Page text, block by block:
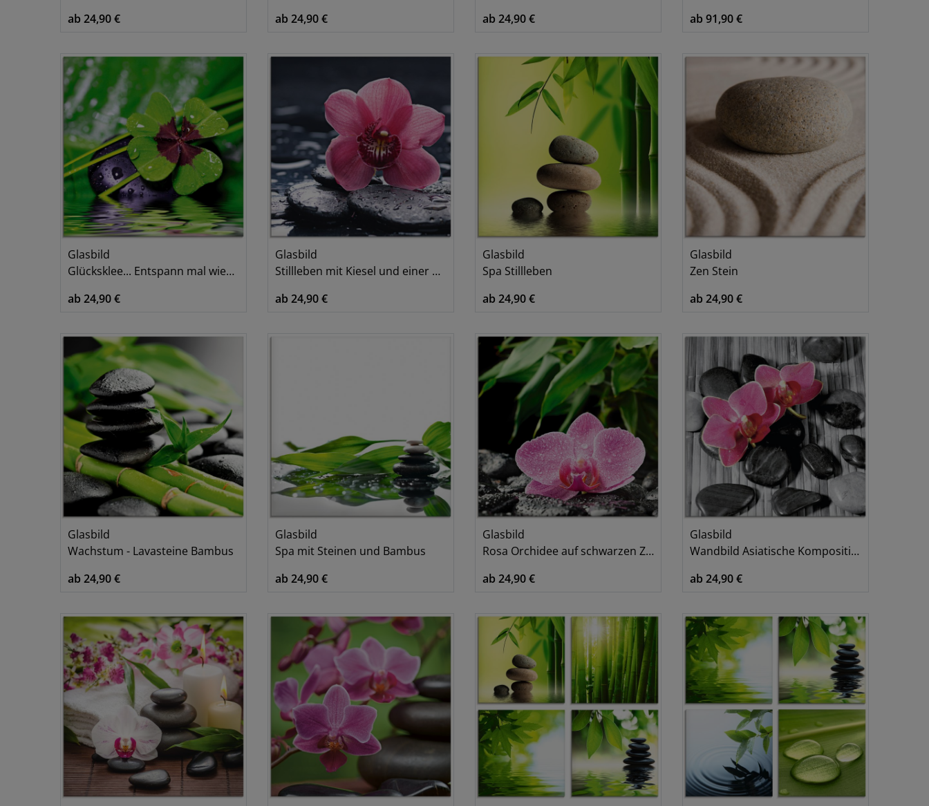
ab 24,90 €
ab 24,90 €
ab 24,90 €
ab 91,90 €
Glasbild
Glücksklee... Entspann mal wieder
ab 24,90 €
Glasbild
Stillleben mit Kiesel und einer Orchidee
ab 24,90 €
Glasbild
Spa Stillleben
ab 24,90 €
Glasbild
Zen Stein
ab 24,90 €
Glasbild
Wachstum - Lavasteine Bambus
ab 24,90 €
Glasbild
Spa mit Steinen und Bambus
ab 24,90 €
Glasbild
Rosa Orchidee auf schwarzen Zen Steinen
ab 24,90 €
Glasbild
Wandbild Asiatische Komposition II - Orchideen
ab 24,90 €